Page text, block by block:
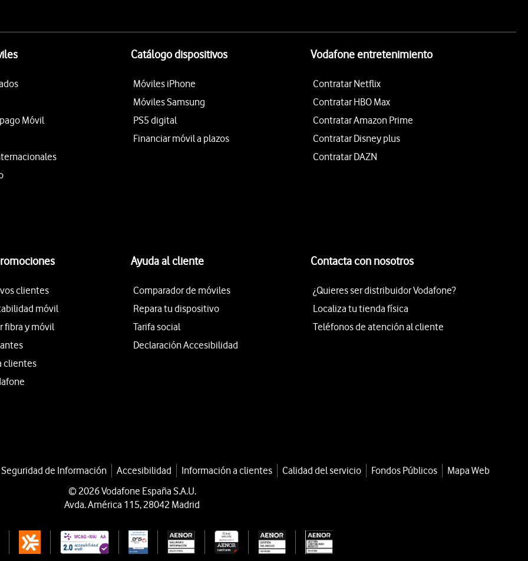
Móvil
Catálogo dispositivos
Móviles iPhone
Móviles Samsung
PS5 digital
Financiar móvil a plazos
Vodafone entretenimiento
Contratar Netflix
Contratar HBO Max
Contratar Amazon Prime
Contratar Disney plus
Contratar DAZN
clientes
móvil
fibra y móvil
clientes
Ayuda al cliente
Comparador de móviles
Repara tu dispositivo
Tarifa social
Declaración Accesibilidad
Contacta con nosotros
¿Quieres ser distribuidor Vodafone?
Localiza tu tienda física
Teléfonos de atención al cliente
de Información Accesibilidad Información a clientes Calidad del servicio Fondos Públicos
Mapa Web
© 2026 Vodafone España S.A.U.
Avda. América 115, 28042 Madrid